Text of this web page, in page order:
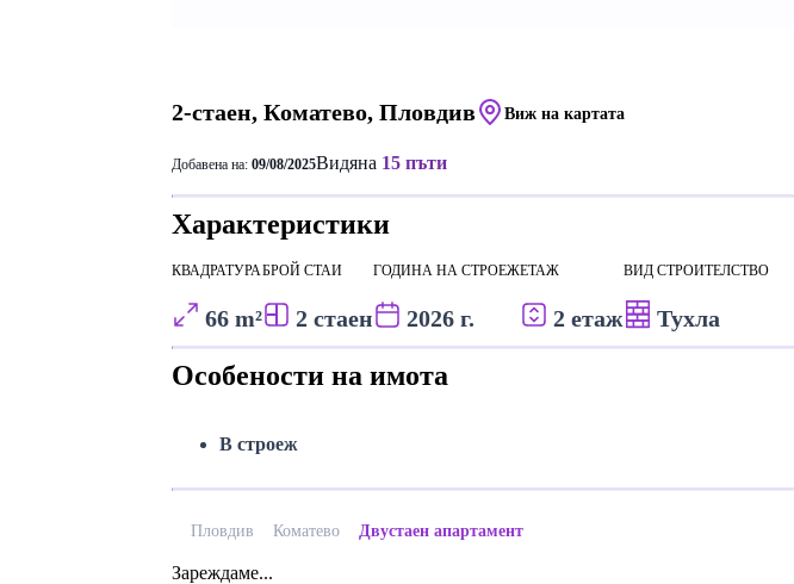
2-стаен, Коматево, Пловдив Виж на картата
Добавена на: 09/08/2025Видяна 15 пъти
Характеристики
КВАДРАТУРА
66 m²
БРОЙ СТАИ
2 стаен
ГОДИНА НА СТРОЕЖ
2026 г.
ЕТАЖ
2 етаж
ВИД СТРОИТЕЛСТВО
Тухла
Особености на имота
В строеж
Пловдив Коматево Двустаен апартамент
Зареждаме...